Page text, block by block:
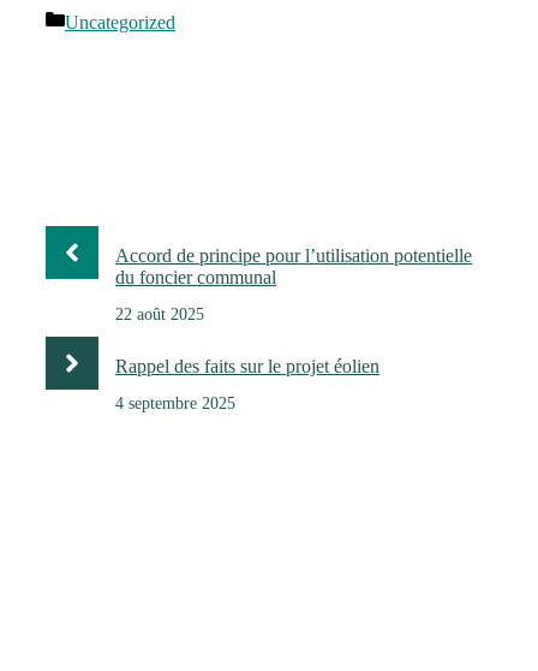
Catégories
Uncategorized
Accord de principe pour l’utilisation potentielle
du foncier communal
22 août 2025
Rappel des faits sur le projet éolien
4 septembre 2025